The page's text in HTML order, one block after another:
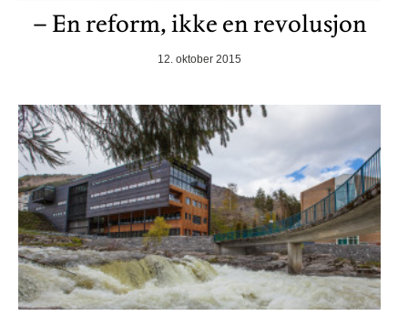
– En reform, ikke en revolusjon
12. oktober 2015